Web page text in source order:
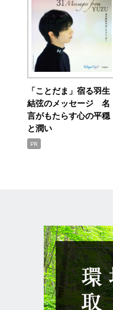
「ことだま」宿る羽生
結弦のメッセージ 名
言がもたらす心の平穏
と潤い
PR